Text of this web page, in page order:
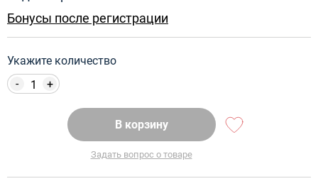
Бонусы после регистрации
Укажите количество
+
-
В корзину
Задать вопрос о товаре